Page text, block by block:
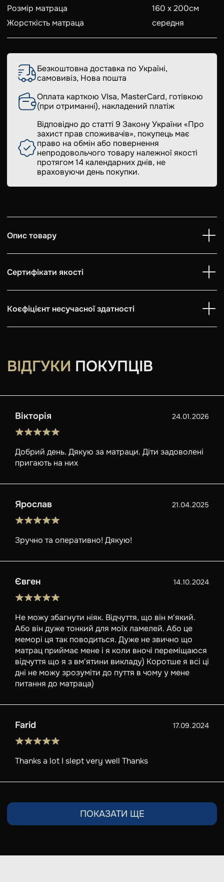
Розмір матраца
160 x 200см
Жорсткість матраца
середня
Безкоштовна доставка по Україні,
самовивіз, Нова пошта
Оплата карткою VIsa, MasterCard, готівкою
(при отриманні), накладений платіж
Відповідно до статті 9 Закону України «Про
захист прав споживачів», покупець має
право на обмін або повернення
непродовольчого товару належної якості
протягом 14 календарних днів, не
враховуючи день покупки.
Опис товару
Сертифікати якості
Коєфіцієнт несучасної здатності
ВІДГУКИ ПОКУПЦІВ
Вікторія 24.01.2026
Добрий день. Дякую за матраци. Діти задоволені
пригають на них
Ярослав 21.04.2025
Зручно та оперативно! Дякую!
Євген 14.10.2024
Не можу збагнути ніяк. Відчуття, що він м'який.
Або він дуже тонкий для моїх ламелей. Або це
меморі ця так поводиться. Дуже не звично що
матрац приймає мене і я коли вночі переміщаюся
відчуття що я з вм'ятини викладу) Коротше я всі ці
дні не можу зрозуміти до пуття в чому у мене
питання до матраца)
Farid 17.09.2024
Thanks a lot I slept very well Thanks
ПОКАЗАТИ ЩЕ